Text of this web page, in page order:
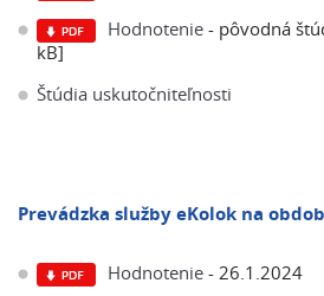
Hodnotenie - pôvodná
kB]
Štúdia uskutočniteľnosti
Prevádzka služby eKolok na
Hodnotenie - 26.1.2024